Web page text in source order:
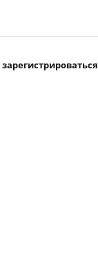
зарегистрироваться